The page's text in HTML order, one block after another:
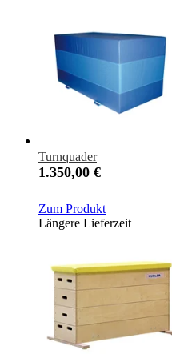
Turnquader
1.350,00 €
Zum Produkt
Längere Lieferzeit